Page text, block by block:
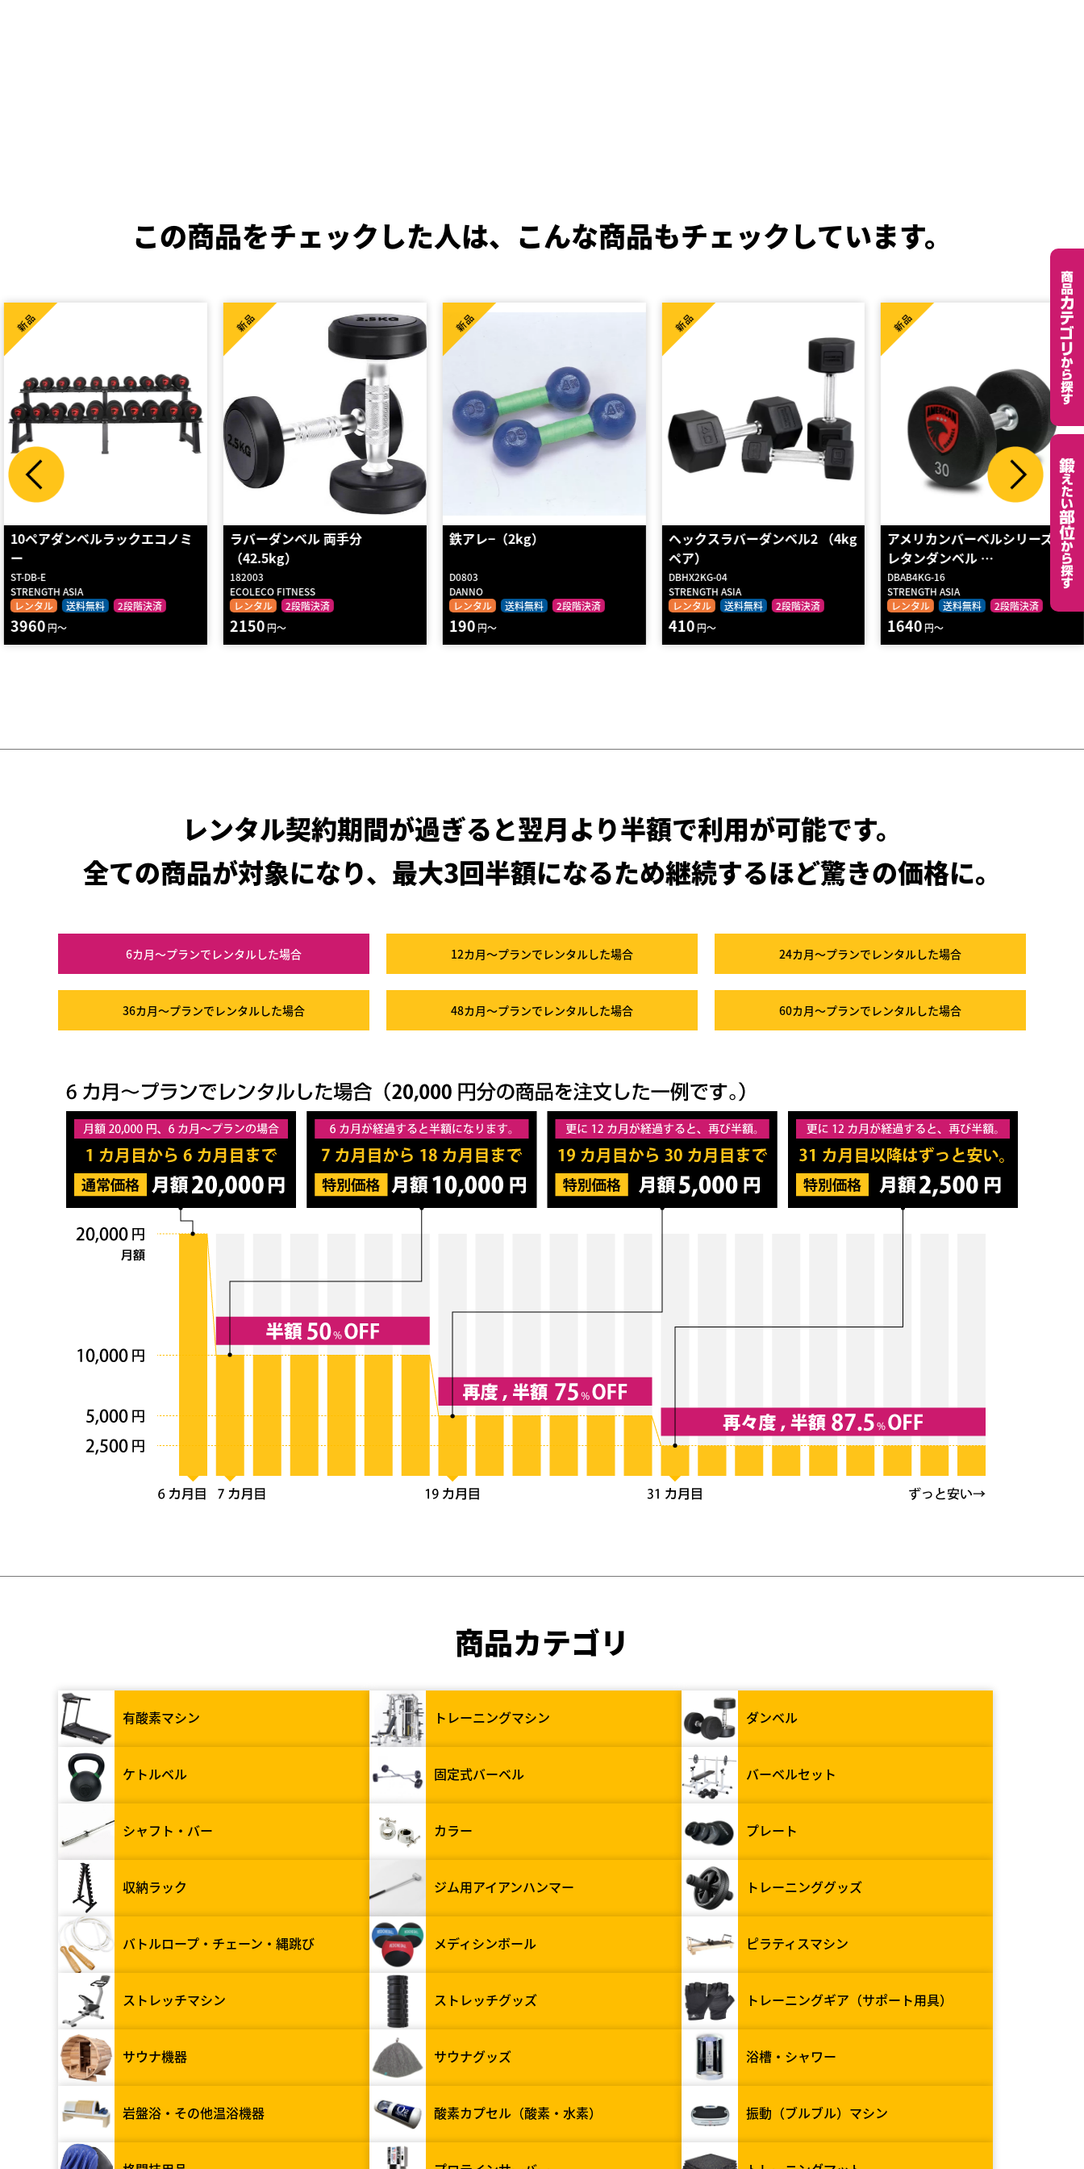
この商品をチェックした人は、 こんな商品もチェックしています。
ラバーダンベル 両手分
（42.5kg）
182003
ECOLECO FITNESS
レンタル
2段階決済
新品
2150円～
鉄アレ−（2kg）
D0803
DANNO
レンタル
送料無料
新品
190円～
ヘックスラバーダンベル2 （4kg
DBHX2KG-04
STRENGTH ASIA
レンタル
送料無料 2段階決済
新品
410 円～
アメリカンバーベルシリーズ4 ウ
レタンダンベル …
DBAB4KG-16
STRENGTH ASIA
レンタル
送料無料 2段階決済
新品
1640円～
Gawriミニハンドウエイト1kg
GWM1002
松山運動用品
レンタル
返却不要
送料無料
2段階決済
新品
190円～
レンタル契約期間が過ぎると翌月より半額で利用が可能です。
全ての商品が対象になり、最大3回半額になるため継続するほど驚きの価格に。
6カ月～プランでレンタルした場合 12カ月～プランでレンタルした場合 24カ月～プランでレンタルした場合
36カ月～プランでレンタルした場合 48カ月～プランでレンタルした場合 60カ月～プランでレンタルした場合
商品カテゴリ
有酸素マシン トレーニングマシン ダンベル
ケトルベル 固定式バーベル バーベルセット
シャフト・バー カラー プレート
収納ラック ジム用アイアンハンマー トレーニンググッズ
バトルロープ・チェーン・縄跳び メディシンボール ピラティスマシン
ストレッチマシン ストレッチグッズ トレーニングギア（サポート用具）
サウナ機器 サウナグッズ 浴槽・シャワー
岩盤浴・その他温浴機器 酸素カプセル（酸素・水素） 振動（ブルブル）マシン